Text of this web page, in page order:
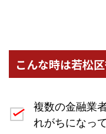
こんな時は若松
複数の金融業
れがちになっ